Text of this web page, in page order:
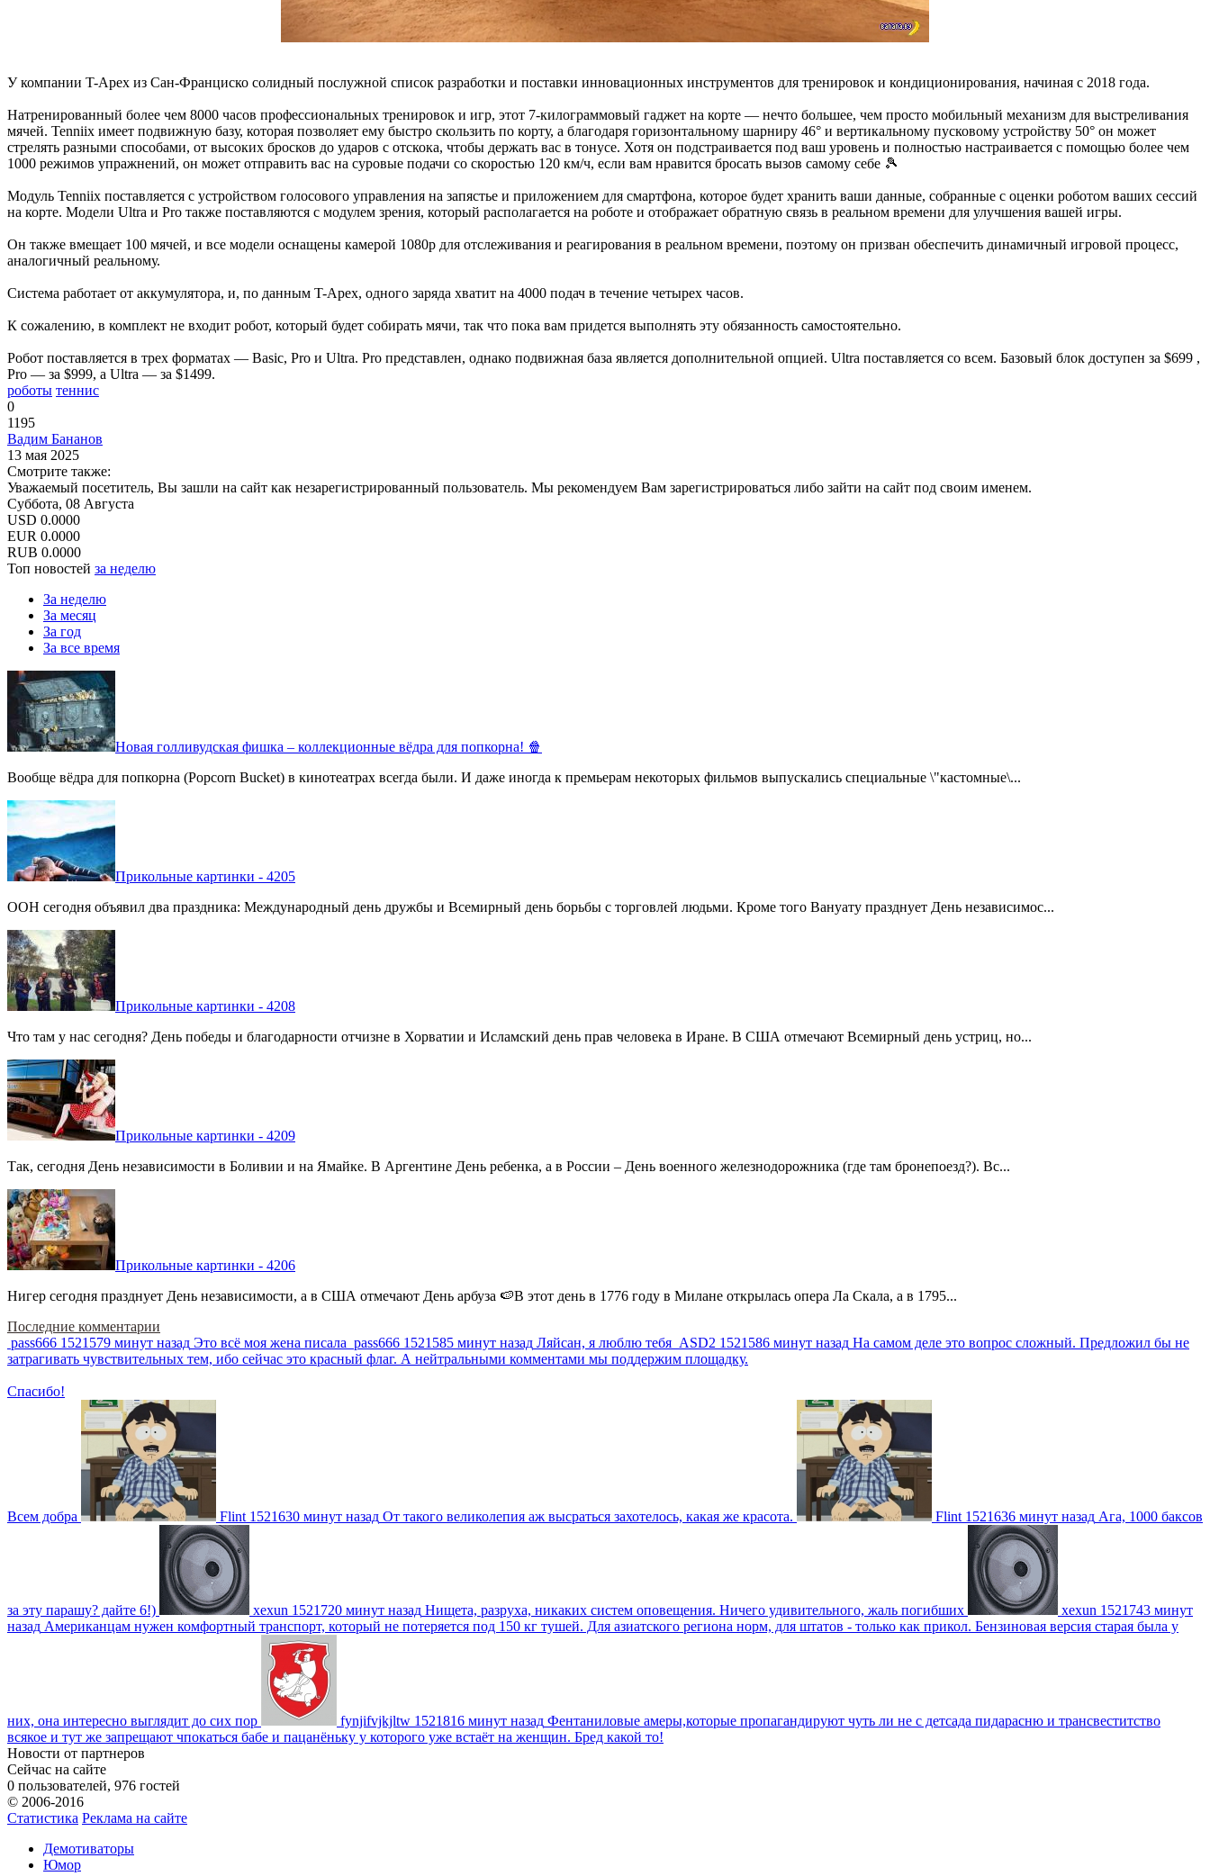
У компании T-Apex из Сан-Франциско солидный послужной список разработки и поставки инновационных инструментов для тренировок и кондиционирования, начиная с 2018 года.
Натренированный более чем 8000 часов профессиональных тренировок и игр, этот 7-килограммовый гаджет на корте — нечто большее, чем просто мобильный механизм для выстреливания
мячей. Tenniix имеет подвижную базу, которая позволяет ему быстро скользить по корту, а благодаря горизонтальному шарниру 46° и вертикальному пусковому устройству 50° он может
стрелять разными способами, от высоких бросков до ударов с отскока, чтобы держать вас в тонусе. Хотя он подстраивается под ваш уровень и полностью настраивается с помощью более чем
1000 режимов упражнений, он может отправить вас на суровые подачи со скоростью 120 км/ч, если вам нравится бросать вызов самому себе 🎾
Модуль Tenniix поставляется с устройством голосового управления на запястье и приложением для смартфона, которое будет хранить ваши данные, собранные с оценки роботом ваших сессий
на корте. Модели Ultra и Pro также поставляются с модулем зрения, который располагается на роботе и отображает обратную связь в реальном времени для улучшения вашей игры.
Он также вмещает 100 мячей, и все модели оснащены камерой 1080p для отслеживания и реагирования в реальном времени, поэтому он призван обеспечить динамичный игровой процесс,
аналогичный реальному.
Система работает от аккумулятора, и, по данным T-Apex, одного заряда хватит на 4000 подач в течение четырех часов.
К сожалению, в комплект не входит робот, который будет собирать мячи, так что пока вам придется выполнять эту обязанность самостоятельно.
Робот поставляется в трех форматах — Basic, Pro и Ultra. Pro представлен, однако подвижная база является дополнительной опцией. Ultra поставляется со всем. Базовый блок доступен за $699 ​,
Pro — за $999, а Ultra — за $1499.
роботы теннис
0
1195
Вадим Бананов
13 мая 2025
Смотрите также:
Уважаемый посетитель, Вы зашли на сайт как незарегистрированный пользователь. Мы рекомендуем Вам зарегистрироваться либо зайти на сайт под своим именем.
Суббота, 08 Августа
USD 0.0000
EUR 0.0000
RUB 0.0000
Топ новостей за неделю
За неделю
За месяц
За год
За все время
Новая голливудская фишка – коллекционные вёдра для попкорна! 🍿
Вообще вёдра для попкорна (Popcorn Bucket) в кинотеатрах всегда были. И даже иногда к премьерам некоторых фильмов выпускались специальные \"кастомные\...
Прикольные картинки - 4205
ООН сегодня объявил два праздника: Международный день дружбы и Всемирный день борьбы с торговлей людьми. Кроме того Вануату празднует День независимос...
Прикольные картинки - 4208
Что там у нас сегодня? День победы и благодарности отчизне в Хорватии и Исламский день прав человека в Иране. В США отмечают Всемирный день устриц, но...
Прикольные картинки - 4209
Так, сегодня День независимости в Боливии и на Ямайке. В Аргентине День ребенка, а в России – День военного железнодорожника (где там бронепоезд?). Вс...
Прикольные картинки - 4206
Нигер сегодня празднует День независимости, а в США отмечают День арбуза 🍉В этот день в 1776 году в Милане открылась опера Ла Скала, а в 1795...
Последние комментарии
pass666 1521579 минут назад Это всё моя жена писала pass666 1521585 минут назад Ляйсан, я люблю тебя ASD2 1521586 минут назад На самом деле это вопрос сложный. Предложил бы не
затрагивать чувствительных тем, ибо сейчас это красный флаг. А нейтральными комментами мы поддержим площадку.
Спасибо!
Всем добра Flint 1521630 минут назад От такого великолепия аж высраться захотелось, какая же красота. Flint 1521636 минут назад Ага, 1000 баксов
за эту парашу? дайте 6!) xexun 1521720 минут назад Нищета, разруха, никаких систем оповещения. Ничего удивительного, жаль погибших xexun 1521743 минут
назад Американцам нужен комфортный транспорт, который не потеряется под 150 кг тушей. Для азиатского региона норм, для штатов - только как прикол. Бензиновая версия старая была у
них, она интересно выглядит до сих пор fynjifvjkjltw 1521816 минут назад Фентаниловые амеры,которые пропагандируют чуть ли не с детсада пидарасню и трансвеститство
всякое и тут же запрещают чпокаться бабе и пацанёньку у которого уже встаёт на женщин. Бред какой то!
Новости от партнеров
Сейчас на сайте
0 пользователей, 976 гостей
© 2006-2016
Статистика Реклама на сайте
Демотиваторы
Юмор